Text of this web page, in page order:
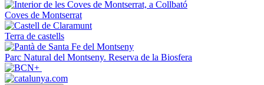
Coves de Montserrat
Terra de castells
Parc Natural del Montseny. Reserva de la Biosfera